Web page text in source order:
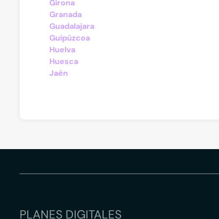
Girona
Granada
Guadalajara
Guipúzcoa
Huelva
Huesca
Jaén
PLANES DIGITALES